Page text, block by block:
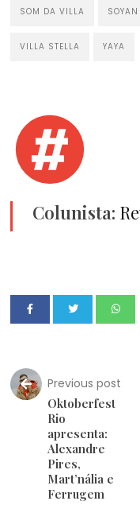
SOM DA VILLA SOYAN
VILLA STELLA YAYA
Colunista:
Previous post
Oktoberfest
Rio
apresenta:
Alexandre
Pires,
Mart’nália e
Ferrugem